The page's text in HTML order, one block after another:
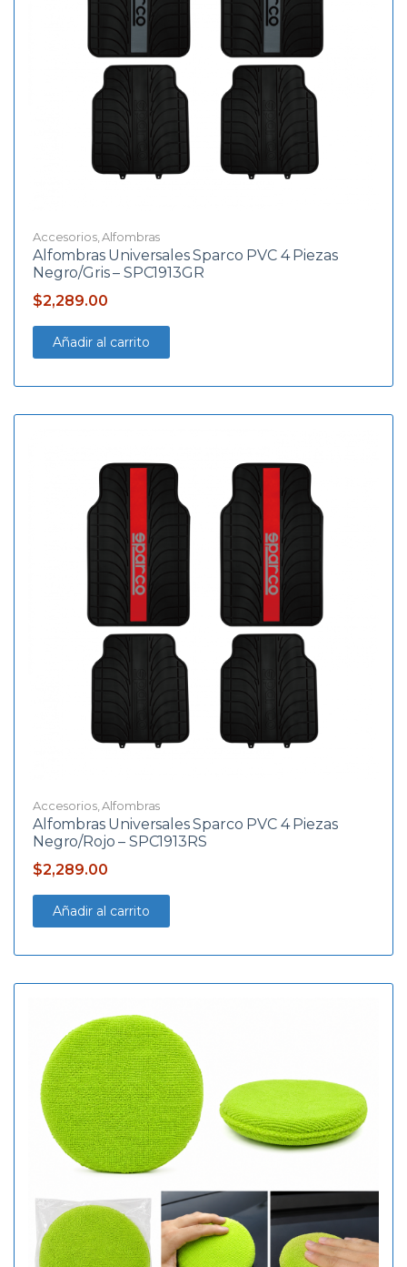
Accesorios,Alfombras
Alfombras Universales Sparco PVC 4 Piezas
Negro/Gris – SPC1913GR
$2,289.00
Añadir al carrito
Accesorios,Alfombras
Alfombras Universales Sparco PVC 4 Piezas
Negro/Rojo – SPC1913RS
$2,289.00
Añadir al carrito